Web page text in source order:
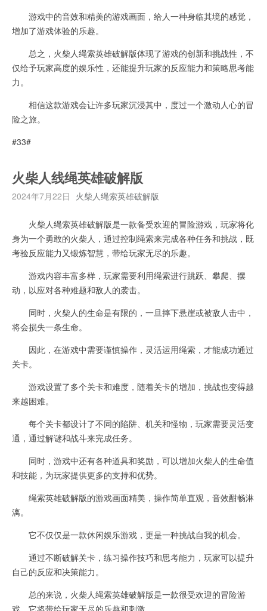
游戏中的音效和精美的游戏画面，给人一种身临其境的感觉，
增加了游戏体验的乐趣。
总之，火柴人绳索英雄破解版体现了游戏的创新和挑战性，不
仅给予玩家高度的娱乐性，还能提升玩家的反应能力和策略思考能
力。
相信这款游戏会让许多玩家沉浸其中，度过一个激动人心的冒
险之旅。
#33#
火柴人线绳英雄破解版
2024年7月22日 火柴人绳索英雄破解版
火柴人绳索英雄破解版是一款备受欢迎的冒险游戏，玩家将化
身为一个勇敢的火柴人，通过控制绳索来完成各种任务和挑战，既
考验反应能力又锻炼智慧，带给玩家无尽的乐趣。
游戏内容丰富多样，玩家需要利用绳索进行跳跃、攀爬、摆
动，以应对各种难题和敌人的袭击。
同时，火柴人的生命是有限的，一旦摔下悬崖或被敌人击中，
将会损失一条生命。
因此，在游戏中需要谨慎操作，灵活运用绳索，才能成功通过
关卡。
游戏设置了多个关卡和难度，随着关卡的增加，挑战也变得越
来越困难。
每个关卡都设计了不同的陷阱、机关和怪物，玩家需要灵活变
通，通过解谜和战斗来完成任务。
同时，游戏中还有各种道具和奖励，可以增加火柴人的生命值
和技能，为玩家提供更多的支持和优势。
绳索英雄破解版的游戏画面精美，操作简单直观，音效酣畅淋
漓。
它不仅仅是一款休闲娱乐游戏，更是一种挑战自我的机会。
通过不断破解关卡，练习操作技巧和思考能力，玩家可以提升
自己的反应和决策能力。
总的来说，火柴人绳索英雄破解版是一款很受欢迎的冒险游
戏，它将带给玩家无尽的乐趣和刺激。